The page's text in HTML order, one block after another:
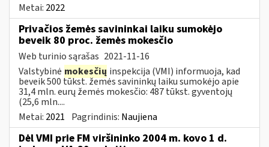
Metai: 2022
Privačios žemės savininkai laiku sumokėjo
beveik 80 proc. žemės mokesčio
Web turinio sąrašas 2021-11-16
Valstybinė mokesčių inspekcija (VMI) informuoja, kad
beveik 500 tūkst. žemės savininkų laiku sumokėjo apie
31,4 mln. eurų žemės mokesčio: 487 tūkst. gyventojų
(25,6 mln....
Metai: 2021 Pagrindinis: Naujiena
Dėl VMI prie FM viršininko 2004 m. kovo 1 d.